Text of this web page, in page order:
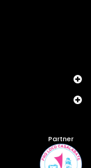
Partner